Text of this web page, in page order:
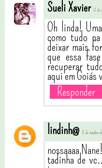
Sueli Xavier 6 de
Oh linda!
como tudo
deixar mais
que essa
recuperar
aqui em Goiás
Responder
lindinh@ 6 de outubro
nossaaaa
tadinha de